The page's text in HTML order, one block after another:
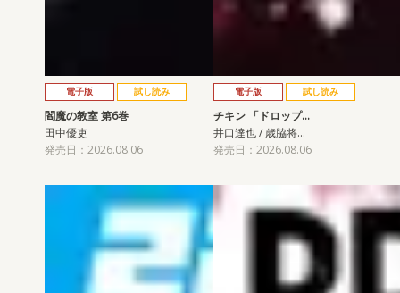
電子版 試し読み
閻魔の教室 第6巻
田中優吏
発売日：2026.08.06
電子版 試し読み
チキン 「ドロップ…
井口達也 / 歳脇将…
発売日：2026.08.06